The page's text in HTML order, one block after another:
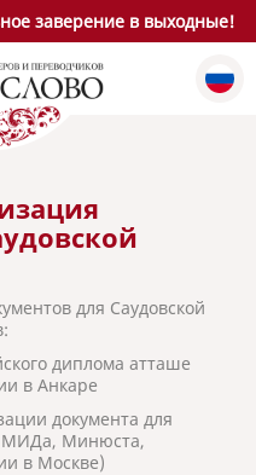
заверение в выходные!
для Саудовской
диплома атташе
в Анкаре
документа для
МИДа, Минюста,
в Москве)